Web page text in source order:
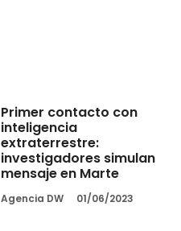
Primer contacto con
inteligencia
extraterrestre:
investigadores simulan
mensaje en Marte
Agencia DW 01/06/2023